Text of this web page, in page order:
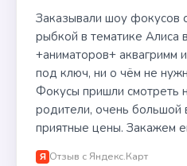
Заказывали шоу фокусов
рыбкой в тематике Алиса
+аниматоров+ аквагримм
под ключ, ни о чём не
Фокусы пришли смотреть
родители, очень большой
приятные цены. Закажем
Я Отзыв с Яндекс.Карт